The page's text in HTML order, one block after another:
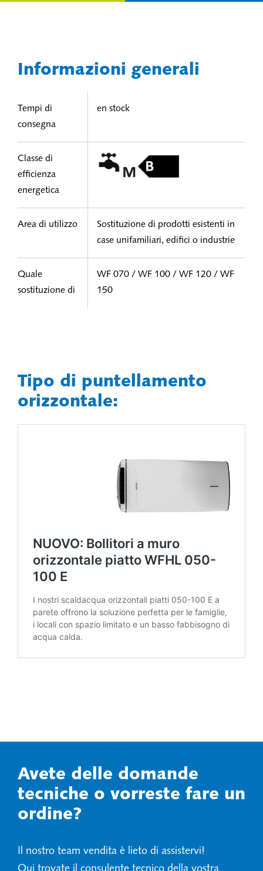
Informazioni generali
Tempi di
consegna
en stock
Classe di
efficienza
energetica
Area di utilizzo
Sostituzione di prodotti esistenti in
case unifamiliari, edifici o industrie
Quale
sostituzione di
WF 070 / WF 100 / WF 120 / WF
150
Tipo di puntellamento
orizzontale:
Avete delle domande
tecniche o vorreste fare un
ordine?
Il nostro team vendita è lieto di assistervi!